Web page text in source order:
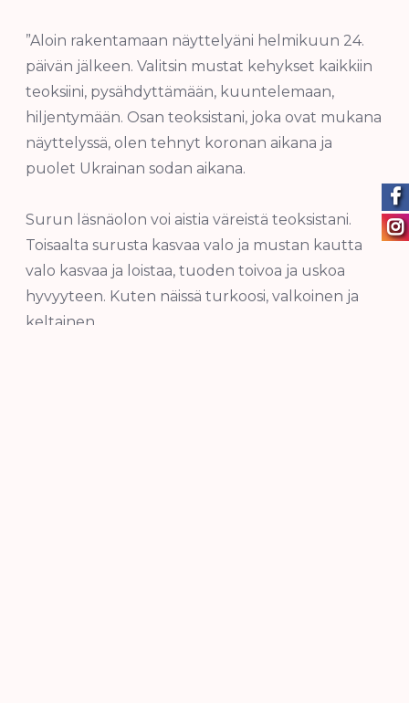
”Aloin rakentamaan näyttelyäni helmikuun 24.
päivän jälkeen. Valitsin mustat kehykset kaikkiin
teoksiini, pysähdyttämään, kuuntelemaan,
hiljentymään. Osan teoksistani, joka ovat mukana
näyttelyssä, olen tehnyt koronan aikana ja
puolet Ukrainan sodan aikana.
Surun läsnäolon voi aistia väreistä teoksistani.
Toisaalta surusta kasvaa valo ja mustan kautta
valo kasvaa ja loistaa, tuoden toivoa ja uskoa
hyvyyteen. Kuten näissä turkoosi, valkoinen ja
keltainen.